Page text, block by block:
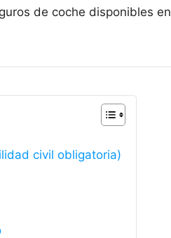
de coche disponibles en
civil obligatoria)